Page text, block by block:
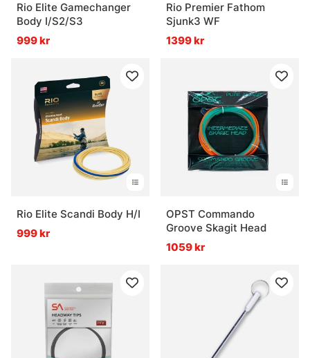
Rio Elite Gamechanger
Body I/S2/S3
999 kr
Rio Premier Fathom
Sjunk3 WF
1399 kr
Rio Elite Scandi Body H/I
999 kr
OPST Commando
Groove Skagit Head
1059 kr